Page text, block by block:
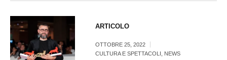
ARTICOLO
OTTOBRE 25, 2022
CULTURA E SPETTACOLI
NEWS